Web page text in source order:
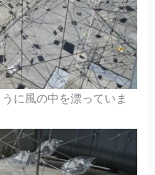
に風の中を漂っていま